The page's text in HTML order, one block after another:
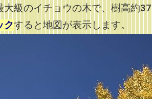
大級のイチョウの木で、樹高約
クすると地図が表示します。